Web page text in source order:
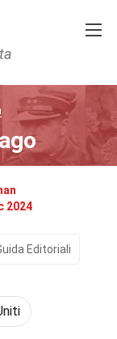
2024
Editoriali